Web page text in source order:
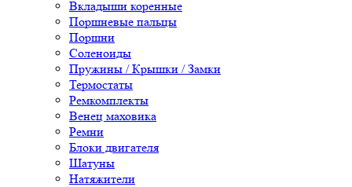
Вкладыши коренные
Поршневые пальцы
Поршни
Соленоиды
Пружины / Крышки / Замки
Термостаты
Ремкомплекты
Венец маховика
Ремни
Блоки двигателя
Шатуны
Натяжители